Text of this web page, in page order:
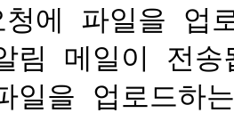
에 파일을 업
림 메일이 전
일을 업로드하